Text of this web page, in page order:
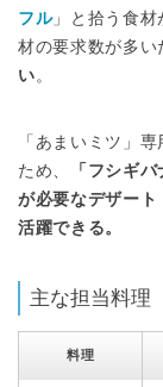
フル」と拾う食材
材の要求数が多い
い 。
「あまいミツ」
ため、
「フシギ
が必要なデザート
活躍できる。
主な担当料理
料理